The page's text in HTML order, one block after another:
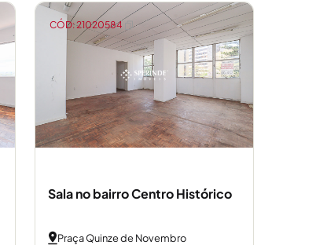
Sala no bairro Centro Histórico
Praça Quinze de Novembro
CÓD: 21020584